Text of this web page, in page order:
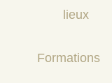
lieux
Formations